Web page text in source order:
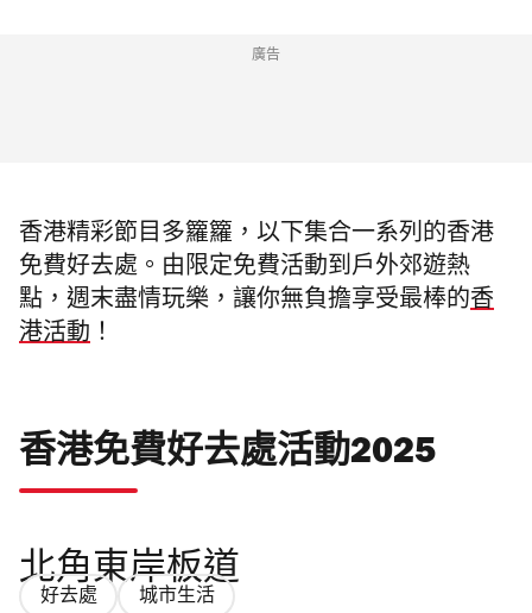
廣告
香港精彩節目多籮籮，以下集合一系列的香港
免費好去處。由限定免費活動到戶外郊遊熱
點，週末盡情玩樂，讓你無負擔享受最棒的香
港活動 ！
香港免費好去處活動2025
北角東岸板道
好去處 城市生活